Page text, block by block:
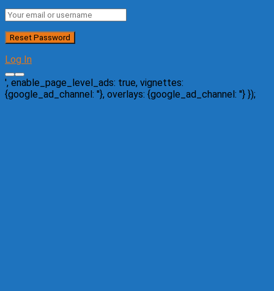
Log In
', enable_page_level_ads: true, vignettes:
{google_ad_channel: ''}, overlays: {google_ad_channel: ''} });